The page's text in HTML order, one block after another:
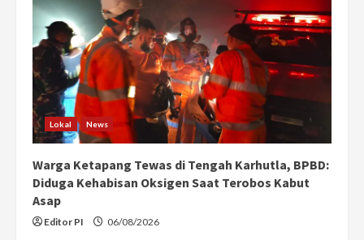
Lokal News
Warga Ketapang Tewas di Tengah Karhutla, BPBD:
Diduga Kehabisan Oksigen Saat Terobos Kabut
Asap
Editor PI 06/08/2026